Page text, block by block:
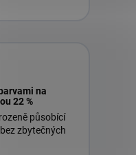
na
22 %
působící
zbytečných